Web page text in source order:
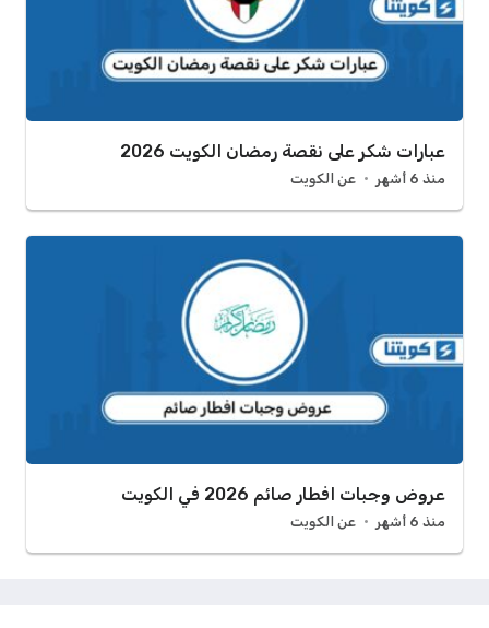
عبارات شكر على نقصة رمضان الكويت 2026
منذ 6 أشهر عن الكويت
عروض وجبات افطار صائم 2026 في الكويت
منذ 6 أشهر عن الكويت